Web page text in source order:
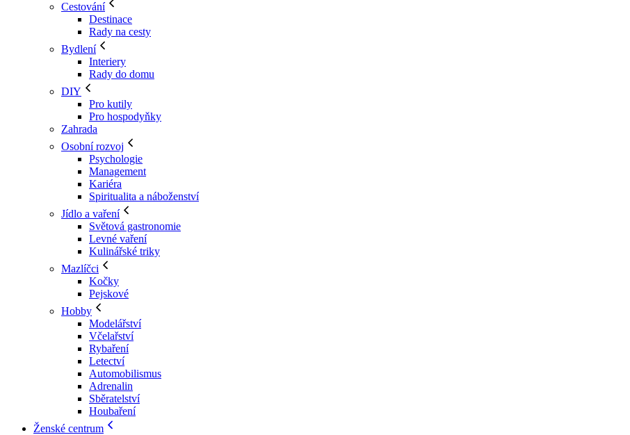
Cestování
Destinace
Rady na cesty
Bydlení
Interiery
Rady do domu
DIY
Pro kutily
Pro hospodyňky
Zahrada
Osobní rozvoj
Psychologie
Management
Kariéra
Spiritualita a náboženství
Jídlo a vaření
Světová gastronomie
Levné vaření
Kulinářské triky
Mazlíčci
Kočky
Pejskové
Hobby
Modelářství
Včelařství
Rybaření
Letectví
Automobilismus
Adrenalin
Sběratelství
Houbaření
Ženské centrum